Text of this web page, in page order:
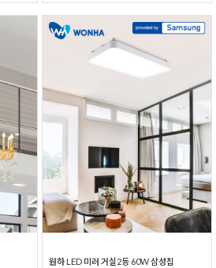
원하 LED 미러 거실2등 60W 삼성칩